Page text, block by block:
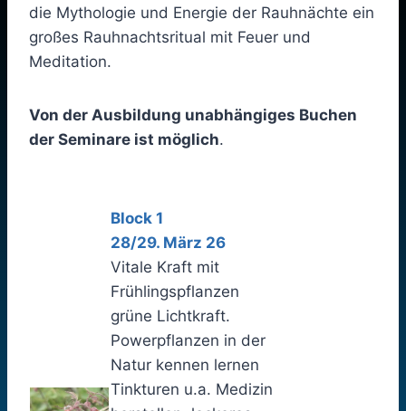
die Mythologie und Energie der Rauhnächte ein
großes Rauhnachtsritual mit Feuer und
Meditation.
Von der Ausbildung unabhängiges Buchen
der Seminare ist möglich.
Block 1
28/29. März 26
Vitale Kraft mit
Frühlingspflanzen
grüne Lichtkraft.
Powerpflanzen in der
Natur kennen lernen
Tinkturen u.a. Medizin